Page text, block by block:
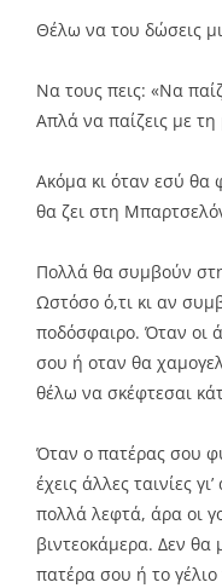
Θέλω να του δώσεις
Να τους πεις: «Να
Απλά να παίζεις με
Ακόμα κι όταν εσύ θα
θα ζει στη
Πολλά θα συμβούν
Ωστόσο ό,τι κι αν
ποδόσφαιρο. Όταν οι
σου ή οταν θα
θέλω να σκέφτεσαι
Όταν ο πατέρας σου
έχεις άλλες ταινίες
πολλά λεφτά, άρα οι
βιντεοκάμερα. Δεν
πατέρα σου ή το γέλιο